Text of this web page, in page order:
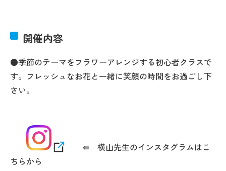
開催内容
●季節のテーマをフラワーアレンジする初心者クラスで
す。フレッシュなお花と一緒に笑顔の時間をお過ごし下
さい。
⇚ 横山先生のインスタグラムはこ
ちらから